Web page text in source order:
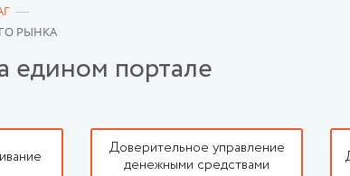
РЫНКА
едином портале
Доверительное управление
денежными средствами